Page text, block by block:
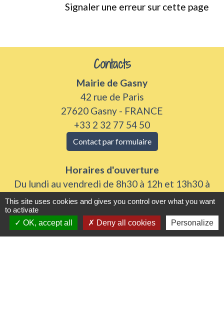
Signaler une erreur sur cette page
Contacts
Mairie de Gasny
42 rue de Paris
27620 Gasny - FRANCE
+33 2 32 77 54 50
Contact par formulaire
Horaires d'ouverture
Du lundi au vendredi de 8h30 à 12h et 13h30 à
17h30
This site uses cookies and gives you control over what you want
to activate
OK, accept all
Deny all cookies Personalize